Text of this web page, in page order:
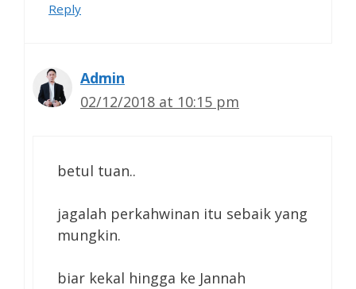
Reply
Admin
02/12/2018 at 10:15 pm
betul tuan..
jagalah perkahwinan itu sebaik yang
mungkin.
biar kekal hingga ke Jannah